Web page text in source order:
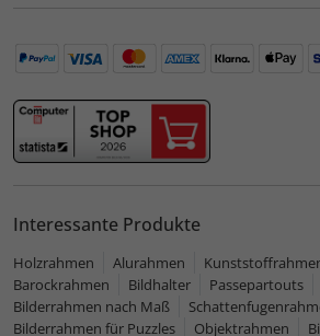
Interessante Produkte
Holzrahmen Alurahmen
Barockrahmen
Bildhalter
Passepartouts
Bilderrahmen nach Maß
Bilderrahmen für Puzzles
Objektrahmen